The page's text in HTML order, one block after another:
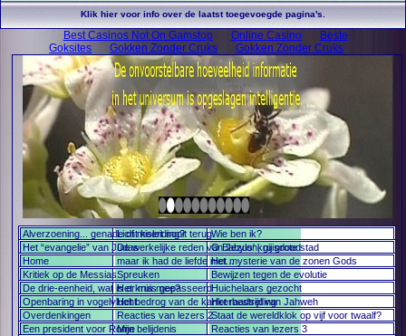
Best Casinos Not On Gamstop Online Casino
Beste
Goksites
Gokken Zonder Cruks Gokken Zonder Cruks
Alverzoening... genade of misleiding?
Licht keert nooit terugWie ben ik?
Het “evangelie” van JudasDe werkelijke reden van Jezus' kruisdood
O Babylon, gij grote stad
Home
maar ik had de liefde niet...Het mysterie van de zonen Gods
Kritiek op de MessiasSpreuken
Bewijzen tegen de evolutie
De drie-eenheid, wat is er mis mee?
Het kruis gepasseerdHuichelaars gezocht
Openbaring in vogelvluchtHet bedrog van de kankerbestrijding
Het raadsel van Jahweh
Overdenkingen
Reacties van lezers 2Staat de wereldklok op vijf voor twaalf?
Een president voor RomeMijn belijdenis
Reacties van lezers 3
Klik hier voor info over de laatst toegevoegde pagina's.